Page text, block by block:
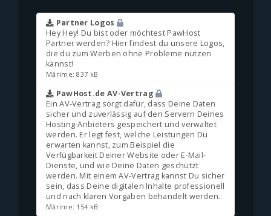
Partner Logos
Hey Hey! Du bist oder möchtest PawHost
Partner werden? Hier findest du unsere Logos,
die du zum Werben ohne Probleme nutzen
kannst!
Mărime: 837 kB
PawHost.de AV-Vertrag
Ein AV-Vertrag sorgt dafür, dass Deine Daten
sicher und zuverlässig auf den Servern Deines
Hosting-Anbieters gespeichert und verwaltet
werden. Er legt fest, welche Leistungen Du
erwarten kannst, zum Beispiel die
Verfügbarkeit Deiner Website oder E-Mail-
Dienste, und wie Deine Daten geschützt
werden. Mit einem AV-Vertrag kannst Du sicher
sein, dass Deine digitalen Inhalte professionell
und nach klaren Vorgaben behandelt werden.
Mărime: 154 kB